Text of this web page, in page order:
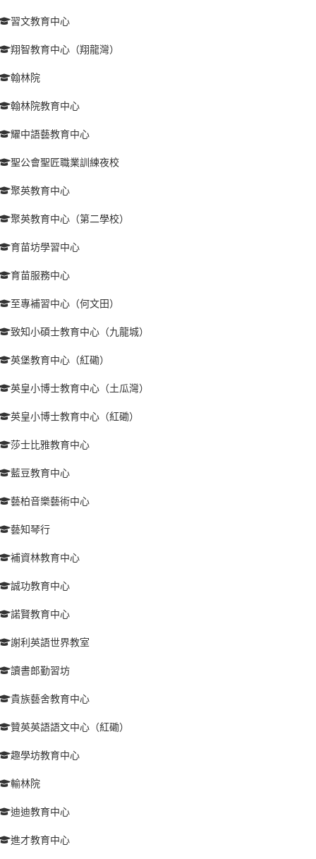
習文教育中心
翔智教育中心（翔龍灣）
翰林院
翰林院教育中心
耀中語藝教育中心
聖公會聖匠職業訓練夜校
聚英教育中心
聚英教育中心（第二學校）
育苗坊學習中心
育苗服務中心
至專補習中心（何文田）
致知小碩士教育中心（九龍城）
英堡教育中心（紅磡）
英皇小博士教育中心（土瓜灣）
英皇小博士教育中心（紅磡）
莎士比雅教育中心
藍豆教育中心
藝柏音樂藝術中心
藝知琴行
補資林教育中心
誠功教育中心
諾賢教育中心
謝利英語世界教室
讀書郎勤習坊
貴族藝舍教育中心
贊英英語語文中心（紅磡）
趣學坊教育中心
輸林院
迪迪教育中心
進才教育中心